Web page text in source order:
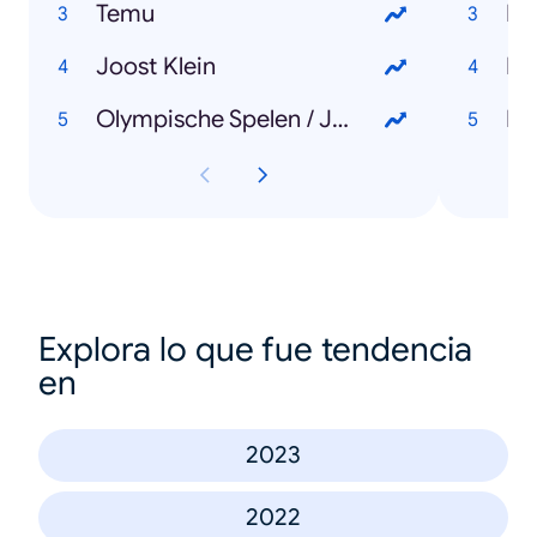
Temu
Joost Klein
Olympische Spelen / Jeux Olympiques
Explora lo que fue tendencia
en
2023
2022